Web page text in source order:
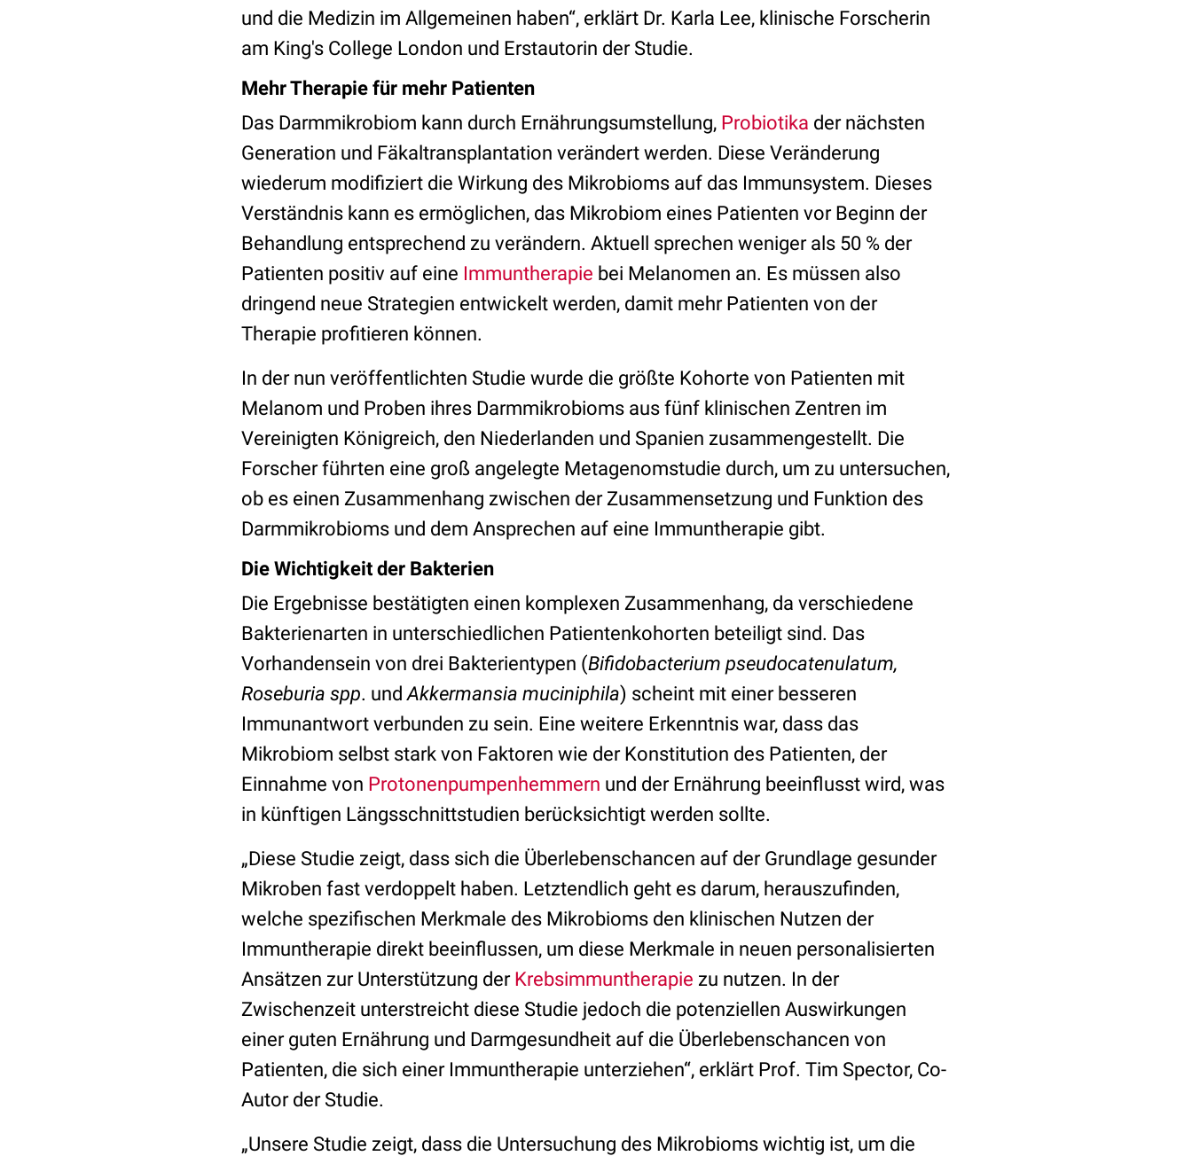
und die Medizin im Allgemeinen haben“, erklärt Dr. Karla Lee, klinische Forscherin
am King's College London und Erstautorin der Studie.
Mehr Therapie für mehr Patienten
Das Darmmikrobiom kann durch Ernährungsumstellung, Probiotika der nächsten
Generation und Fäkaltransplantation verändert werden. Diese Veränderung
wiederum modifiziert die Wirkung des Mikrobioms auf das Immunsystem. Dieses
Verständnis kann es ermöglichen, das Mikrobiom eines Patienten vor Beginn der
Behandlung entsprechend zu verändern. Aktuell sprechen weniger als 50 % der
Patienten positiv auf eine Immuntherapie bei Melanomen an. Es müssen also
dringend neue Strategien entwickelt werden, damit mehr Patienten von der
Therapie profitieren können.
In der nun veröffentlichten Studie wurde die größte Kohorte von Patienten mit
Melanom und Proben ihres Darmmikrobioms aus fünf klinischen Zentren im
Vereinigten Königreich, den Niederlanden und Spanien zusammengestellt. Die
Forscher führten eine groß angelegte Metagenomstudie durch, um zu untersuchen,
ob es einen Zusammenhang zwischen der Zusammensetzung und Funktion des
Darmmikrobioms und dem Ansprechen auf eine Immuntherapie gibt.
Die Wichtigkeit der Bakterien
Die Ergebnisse bestätigten einen komplexen Zusammenhang, da verschiedene
Bakterienarten in unterschiedlichen Patientenkohorten beteiligt sind. Das
Vorhandensein von drei Bakterientypen (Bifidobacterium pseudocatenulatum,
Roseburia spp. undAkkermansia muciniphila) scheint mit einer besseren
Immunantwort verbunden zu sein. Eine weitere Erkenntnis war, dass das
Mikrobiom selbst stark von Faktoren wie der Konstitution des Patienten, der
Einnahme von Protonenpumpenhemmern und der Ernährung beeinflusst wird, was
in künftigen Längsschnittstudien berücksichtigt werden sollte.
„Diese Studie zeigt, dass sich die Überlebenschancen auf der Grundlage gesunder
Mikroben fast verdoppelt haben. Letztendlich geht es darum, herauszufinden,
welche spezifischen Merkmale des Mikrobioms den klinischen Nutzen der
Immuntherapie direkt beeinflussen, um diese Merkmale in neuen personalisierten
Ansätzen zur Unterstützung der Krebsimmuntherapie zu nutzen. In der
Zwischenzeit unterstreicht diese Studie jedoch die potenziellen Auswirkungen
einer guten Ernährung und Darmgesundheit auf die Überlebenschancen von
Patienten, die sich einer Immuntherapie unterziehen“, erklärt Prof. Tim Spector, Co-
Autor der Studie.
„Unsere Studie zeigt, dass die Untersuchung des Mikrobioms wichtig ist, um die